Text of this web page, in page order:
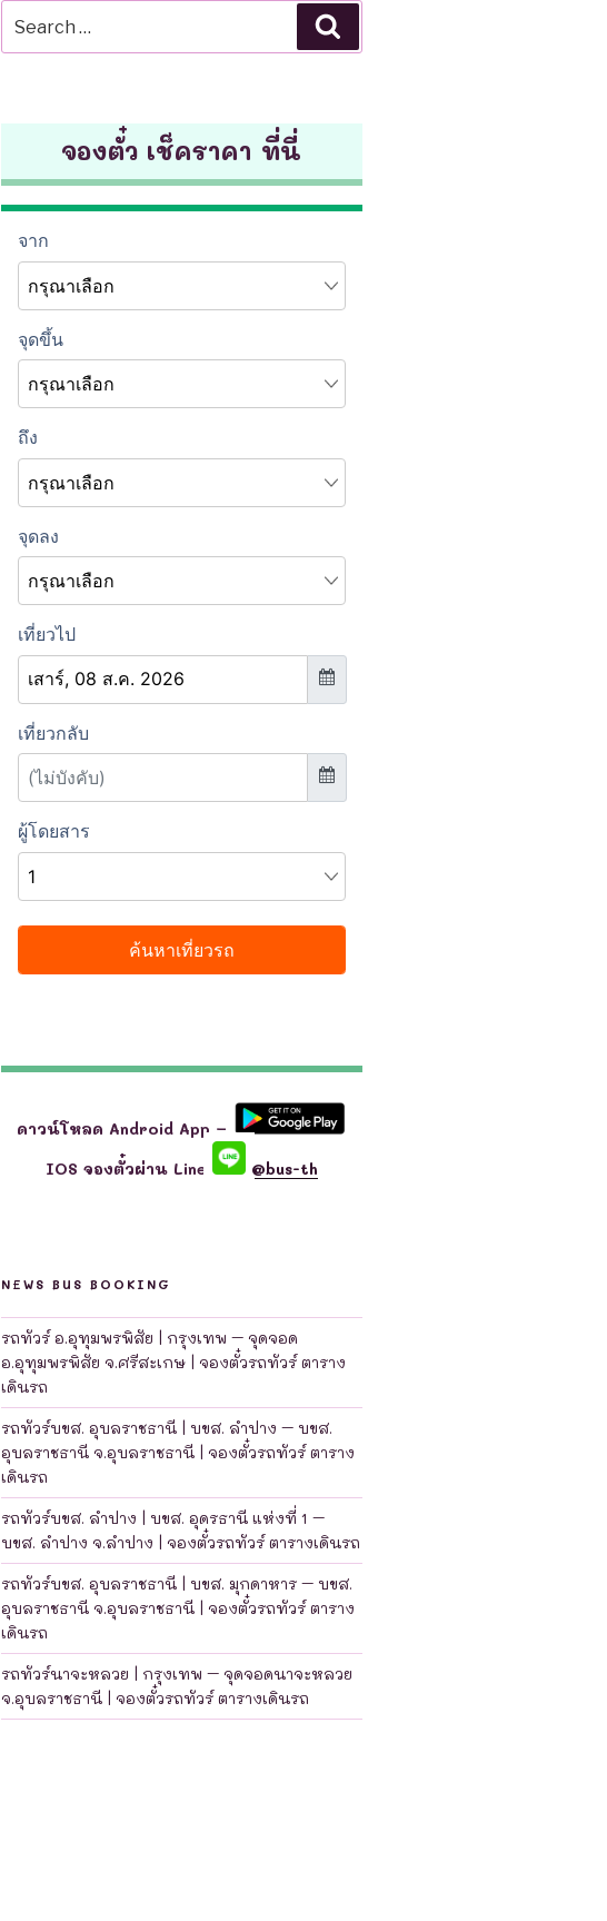
for:
จองตั๋ว เช็คราคา ที่นี่
ดาวน์โหลด Android App –
IOS จองตั๋วผ่าน Line
@bus-th
NEWS BUS BOOKING
รถทัวร์ อ.อุทุมพรพิสัย | กรุงเทพ – จุดจอด
อ.อุทุมพรพิสัย จ.ศรีสะเกษ | จองตั๋วรถทัวร์ ตาราง
เดินรถ
รถทัวร์บขส. อุบลราชธานี | บขส. ลำปาง – บขส.
อุบลราชธานี จ.อุบลราชธานี | จองตั๋วรถทัวร์ ตาราง
เดินรถ
รถทัวร์บขส. ลำปาง | บขส. อุดรธานี แห่งที่ 1 –
บขส. ลำปาง จ.ลำปาง | จองตั๋วรถทัวร์ ตารางเดินรถ
รถทัวร์บขส. อุบลราชธานี | บขส. มุกดาหาร – บขส.
อุบลราชธานี จ.อุบลราชธานี | จองตั๋วรถทัวร์ ตาราง
เดินรถ
รถทัวร์นาจะหลวย | กรุงเทพ – จุดจอดนาจะหลวย
จ.อุบลราชธานี | จองตั๋วรถทัวร์ ตารางเดินรถ